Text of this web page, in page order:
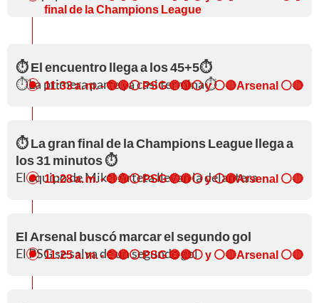
final de la Champions League
⏱️ El encuentro llega a los 45+5⏱️
⏱️La primera parte ya casi termina⏱️
11:33 a. m.- 🔵🔴⚪ PSG 🔵🔴⚪ y ⚪🔴Arsenal ⚪🔴
⏱️ La gran final de la Champions League llega a
los 31 minutos ⏱️
El equipo de Mikel Arteta llevan la delantera
11:28 a. m.- 🔵🔴⚪ PSG 🔵🔴⚪ y ⚪🔴Arsenal ⚪🔴
El Arsenal buscó marcar el segundo gol
El PSG se salva de un segundo gol
11:25 a. m. - 🔵🔴⚪ PSG 🔵🔴⚪ y ⚪🔴Arsenal ⚪🔴